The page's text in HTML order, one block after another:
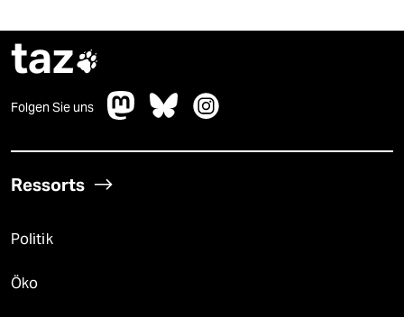
taz
Folgen Sie uns
Ressorts
Politik
Öko